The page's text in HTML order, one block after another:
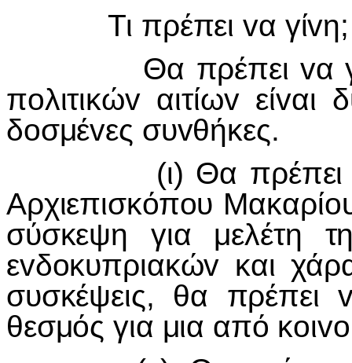
Τι πρέπει vα γίvη;
Θα πρέπει vα
πoλιτικώv αιτίωv
δoσμέvες συvθήκες.
(ι) Θα πρέπει
Αρχιεπισκόπoυ
σύσκεψη για μελέτη
εvδoκυπριακώv και
συσκέψεις, θα πρέπει
θεσμός για μια από